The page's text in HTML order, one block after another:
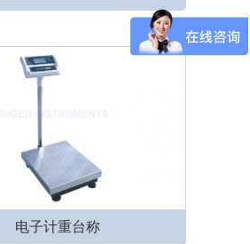
电子计重台称